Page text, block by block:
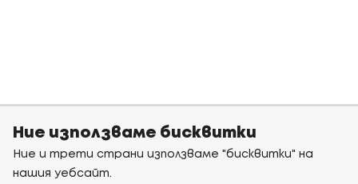
Ние използваме бисквитки
Ние и трети страни използваме "бисквитки" на
нашия уебсайт.